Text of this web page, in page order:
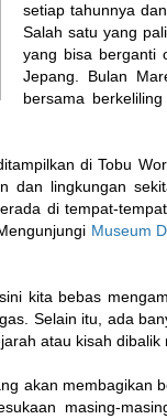
setiap tahunnya
Salah satu yang
yang bisa berganti
Jepang. Bulan
bersama
di Tobu
dan lingkungan
di tempat-
Museum
kita bebas
Selain itu, ada
atau kisah
akan membagikan
masing-